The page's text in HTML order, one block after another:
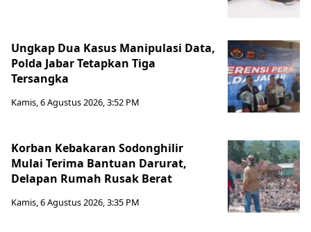
Ungkap Dua Kasus Manipulasi Data,
Polda Jabar Tetapkan Tiga
Tersangka
Kamis, 6 Agustus 2026, 3:52 PM
Korban Kebakaran Sodonghilir
Mulai Terima Bantuan Darurat,
Delapan Rumah Rusak Berat
Kamis, 6 Agustus 2026, 3:35 PM